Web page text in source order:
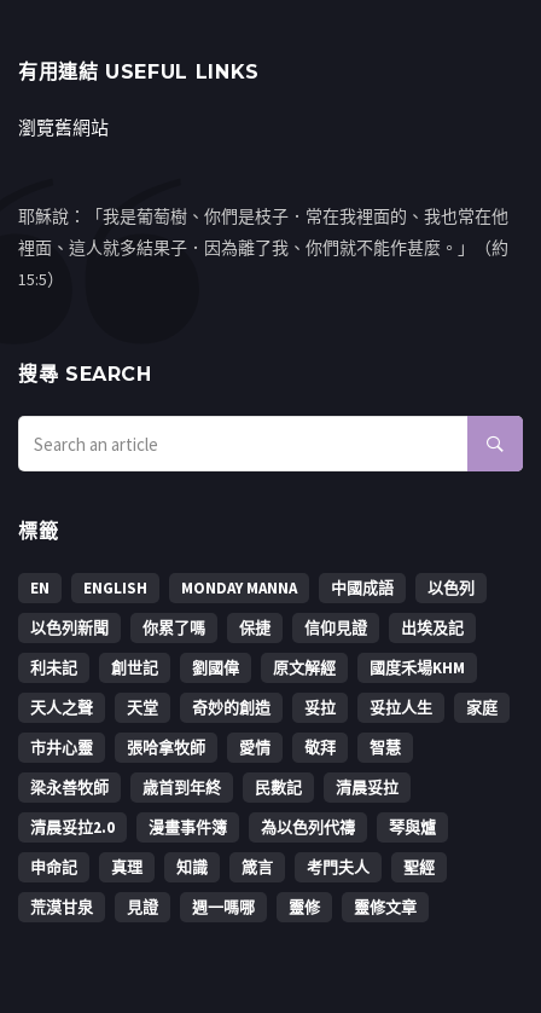
有用連結 USEFUL LINKS
瀏覽舊網站
耶穌說：「我是葡萄樹、你們是枝子．常在我裡面的、我也常在他
裡面、這人就多結果子．因為離了我、你們就不能作甚麼。」（約
15:5）
搜㝷 SEARCH
標籤
EN ENGLISH MONDAY MANNA 中國成語
以色列
以色列新聞
你累了嗎 保捷 信仰見證
出埃及記
利未記
創世記 劉國偉 原文解經
國度禾場KHM
天人之聲
天堂 奇妙的創造 妥拉 妥拉人生
家庭
市井心靈
張哈拿牧師 愛情 敬拜
智慧
梁永善牧師
歳首到年終 民數記
清晨妥拉
清晨妥拉2.0
漫畫事件簿 為以色列代禱
琴與爐
申命記
真理 知識 箴言 考門夫人
聖經
荒漠甘泉
見證 週一嗎哪 靈修 靈修文章